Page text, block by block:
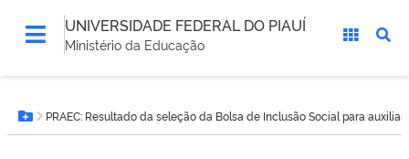
UNIVERSIDADE FEDERAL DO PIAUÍ
Ministério da Educação
está
aqui:Botão Menu
PRAEC: Resultado da seleção da Bolsa de Inclusão Social para